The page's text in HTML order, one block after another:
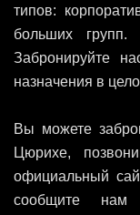
типов:
больших
Забронируйте
назначения в
Вы можете
Цюрихе,
официальный
сообщите нам